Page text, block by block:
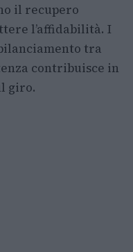
il recupero
l’affidabilità. I
tra
contribuisce in
giro.